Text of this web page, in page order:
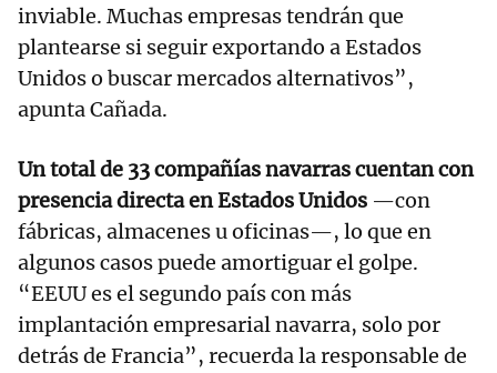
inviable. Muchas empresas tendrán que
plantearse si seguir exportando a Estados
Unidos o buscar mercados alternativos”,
apunta Cañada.
Un total de 33 compañías navarras cuentan con
presencia directa en Estados Unidos —con
fábricas, almacenes u oficinas—, lo que en
algunos casos puede amortiguar el golpe.
“EEUU es el segundo país con más
implantación empresarial navarra, solo por
detrás de Francia”, recuerda la responsable de